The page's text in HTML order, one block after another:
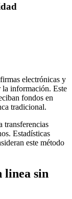
electrónicas y
la información. Este
fondos en
tradicional.
transferencias
Estadísticas
este método
linea sin